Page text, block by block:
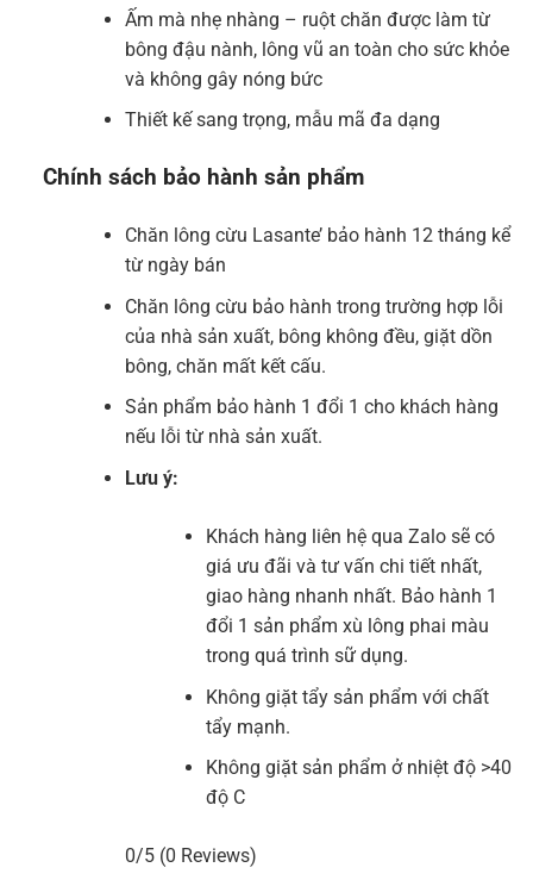
Ấm mà nhẹ nhàng – ruột chăn được làm từ
bông đậu nành, lông vũ an toàn cho sức khỏe
và không gây nóng bức
Thiết kế sang trọng, mẫu mã đa dạng
Chính sách bảo hành sản phẩm
Chăn lông cừu Lasante’ bảo hành 12 tháng kể
từ ngày bán
Chăn lông cừu bảo hành trong trường hợp lỗi
của nhà sản xuất, bông không đều, giặt dồn
bông, chăn mất kết cấu.
Sản phẩm bảo hành 1 đổi 1 cho khách hàng
nếu lỗi từ nhà sản xuất.
Lưu ý:
Khách hàng liên hệ qua Zalo sẽ có
giá ưu đãi và tư vấn chi tiết nhất,
giao hàng nhanh nhất. Bảo hành 1
đổi 1 sản phẩm xù lông phai màu
trong quá trình sữ dụng.
Không giặt tẩy sản phẩm với chất
tẩy mạnh.
Không giặt sản phẩm ở nhiệt độ >40
độ C
0/5 (0 Reviews)